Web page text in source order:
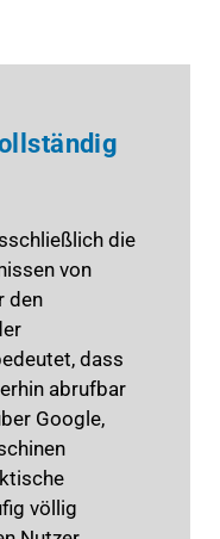
die
von
den
dass
abrufbar
Google,
völlig